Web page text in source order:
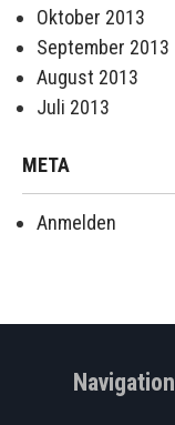
Oktober 2013
September 2013
August 2013
Juli 2013
META
Anmelden
Navigation